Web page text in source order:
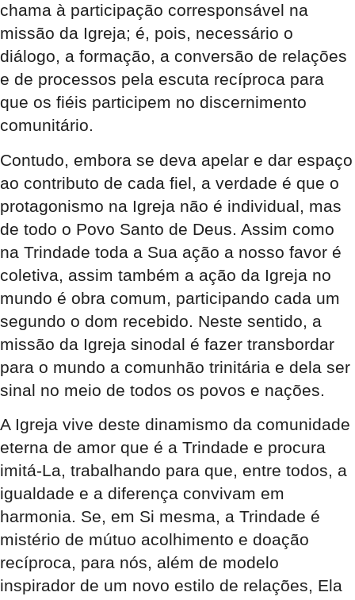
chama à participação corresponsável na
missão da Igreja; é, pois, necessário o
diálogo, a formação, a conversão de relações
e de processos pela escuta recíproca para
que os fiéis participem no discernimento
comunitário.
Contudo, embora se deva apelar e dar espaço
ao contributo de cada fiel, a verdade é que o
protagonismo na Igreja não é individual, mas
de todo o Povo Santo de Deus. Assim como
na Trindade toda a Sua ação a nosso favor é
coletiva, assim também a ação da Igreja no
mundo é obra comum, participando cada um
segundo o dom recebido. Neste sentido, a
missão da Igreja sinodal é fazer transbordar
para o mundo a comunhão trinitária e dela ser
sinal no meio de todos os povos e nações.
A Igreja vive deste dinamismo da comunidade
eterna de amor que é a Trindade e procura
imitá-La, trabalhando para que, entre todos, a
igualdade e a diferença convivam em
harmonia. Se, em Si mesma, a Trindade é
mistério de mútuo acolhimento e doação
recíproca, para nós, além de modelo
inspirador de um novo estilo de relações, Ela